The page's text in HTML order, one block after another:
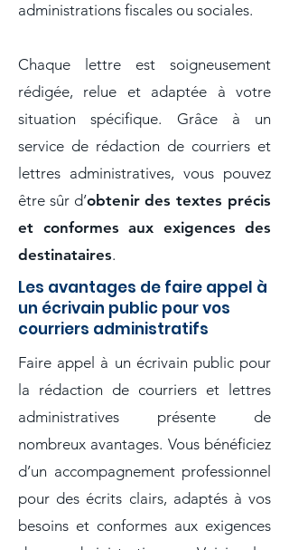
administrations fiscales ou sociales.
Chaque lettre est soigneusement
rédigée, relue et adaptée à votre
situation spécifique. Grâce à un
service de rédaction de courriers et
lettres administratives, vous pouvez
être sûr d’obtenir des textes précis
et conformes aux exigences des
destinataires.
Les avantages de faire appel à
un écrivain public pour vos
courriers administratifs
Faire appel à un écrivain public pour
la rédaction de courriers et lettres
administratives présente de
nombreux avantages. Vous bénéficiez
d’un accompagnement professionnel
pour des écrits clairs, adaptés à vos
besoins et conformes aux exigences